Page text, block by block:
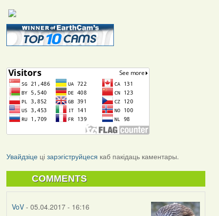
Увайдзіцеці зарэгіструйцеся каб пакідаць каментары.
COMMENTS
VoV- 05.04.2017 - 16:16